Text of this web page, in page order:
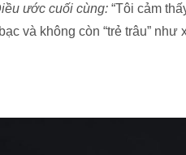
ước cuối cùng: “Tôi cảm
và không còn “trẻ trâu” như